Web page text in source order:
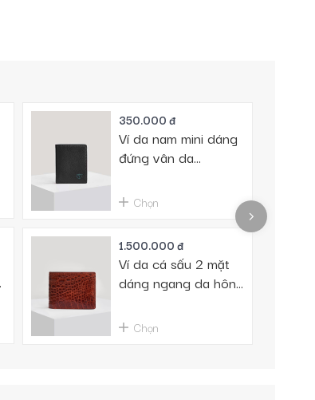
350.000 đ
Ví da nam mini dáng
đứng vân da
Chọn
1.500.000 đ
Ví da cá sấu 2 mặt
dáng ngang da hông
H-NDChọn